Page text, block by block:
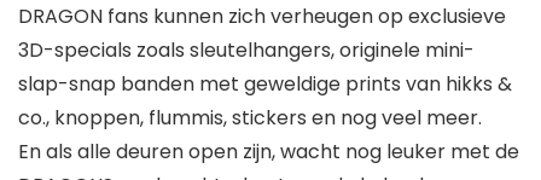
DRAGON fans kunnen zich verheugen op exclusieve
3D-specials zoals sleutelhangers, originele mini-
slap-snap banden met geweldige prints van hikks &
co., knoppen, flummis, stickers en nog veel meer.
En als alle deuren open zijn, wacht nog leuker met de